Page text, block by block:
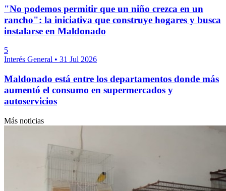
"No podemos permitir que un niño crezca en un
rancho": la iniciativa que construye hogares y busca
instalarse en Maldonado
5
Interés General • 31 Jul 2026
Maldonado está entre los departamentos donde más
aumentó el consumo en supermercados y
autoservicios
Más noticias